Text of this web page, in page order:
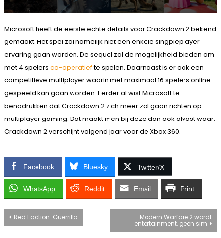
Microsoft heeft de eerste echte details voor Crackdown 2 bekend
gemaakt. Het spel zal namelijk niet een enkele singpleplayer
ervaring gaan worden. De sequel zal de mogelijkheid bieden om
met 4 spelers co-operatiefte spelen. Daarnaast is er ook een
competitieve multiplayer waarin met maximaal 16 spelers online
gespeeld kan gaan worden. Eerder al wist Microsoft te
benadrukken dat Crackdown 2 zich meer zal gaan richten op
multiplayer gaming. Dat maakt men bij deze dan ook alvast waar.
Crackdown 2 verschijnt volgend jaar voor de Xbox 360.
Facebook Bluesky Twitter/X
WhatsApp Reddit Email Print
Bericht
Red Faction: Guerrilla Modern Warfare 2 wordt
entertainment, geen sim